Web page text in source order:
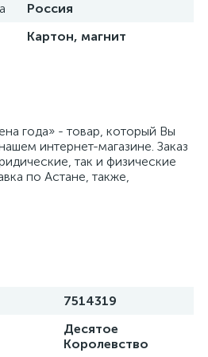
Россия
Картон, магнит
года» - товар, который Вы
интернет-магазине. Заказ
так и физические
по Астане, также,
7514319
Десятое
Королевство